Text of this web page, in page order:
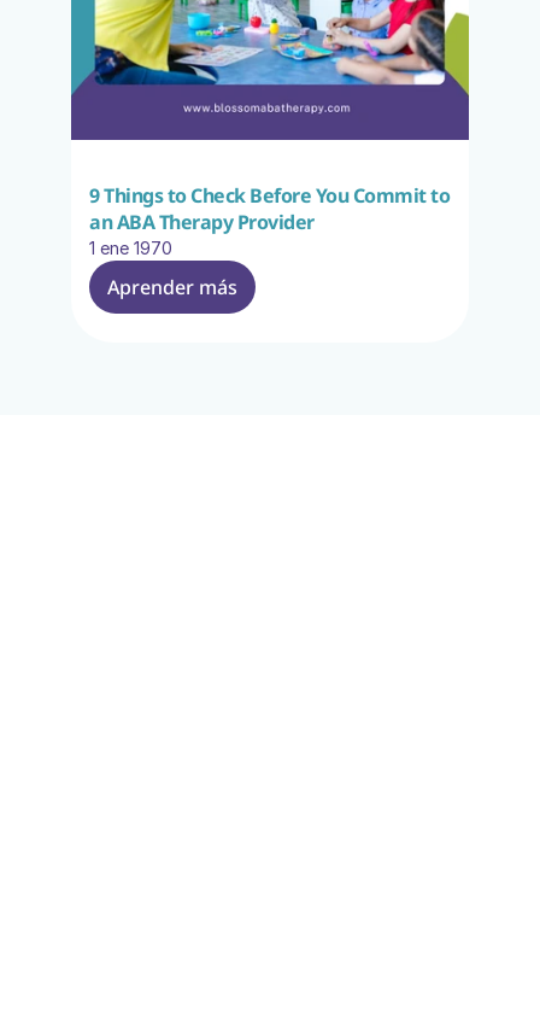
9 Things to Check Before You Commit to
an ABA Therapy Provider
1 ene 1970
Aprender más